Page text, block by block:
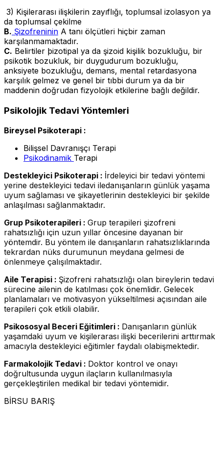
3) Kişilerarası ilişkilerin zayıflığı, toplumsal izolasyon ya
da toplumsal çekilme
B. Şizofreninin A tanı ölçütleri hiçbir zaman
karşılanmamaktadır.
C. Belirtiler þizotipal ya da şizoid kişilik bozukluğu, bir
psikotik bozukluk, bir duygudurum bozukluğu,
anksiyete bozukluğu, demans, mental retardasyona
karşılık gelmez ve genel bir tıbbi durum ya da bir
maddenin doğrudan fizyolojik etkilerine bağlı değildir.
Psikolojik Tedavi Yöntemleri
Bireysel Psikoterapi :
Bilişsel Davranışçı Terapi
Psikodinamik Terapi
Destekleyici Psikoterapi : İrdeleyici bir tedavi yöntemi
yerine destekleyici tedavi iledanışanların günlük yaşama
uyum sağlaması ve şikayetlerinin destekleyici bir şekilde
anlaşılması sağlanmaktadır.
Grup Psikoterapileri : Grup terapileri şizofreni
rahatsızlığı için uzun yıllar öncesine dayanan bir
yöntemdir. Bu yöntem ile danışanların rahatsızlıklarında
tekrardan nüks durumunun meydana gelmesi de
önlenmeye çalışılmaktadır.
Aile Terapisi : Şizofreni rahatsızlığı olan bireylerin tedavi
sürecine ailenin de katılması çok önemlidir. Gelecek
planlamaları ve motivasyon yükseltilmesi açısından aile
terapileri çok etkili olabilir.
Psikososyal Beceri Eğitimleri : Danışanların günlük
yaşamdaki uyum ve kişilerarası ilişki becerilerini arttırmak
amacıyla destekleyici eğitimler faydalı olabişmektedir.
Farmakolojik Tedavi : Doktor kontrol ve onayı
doğrultusunda uygun ilaçların kullanılmasıyla
gerçekleştirilen medikal bir tedavi yöntemidir.
BİRSU BARIŞ